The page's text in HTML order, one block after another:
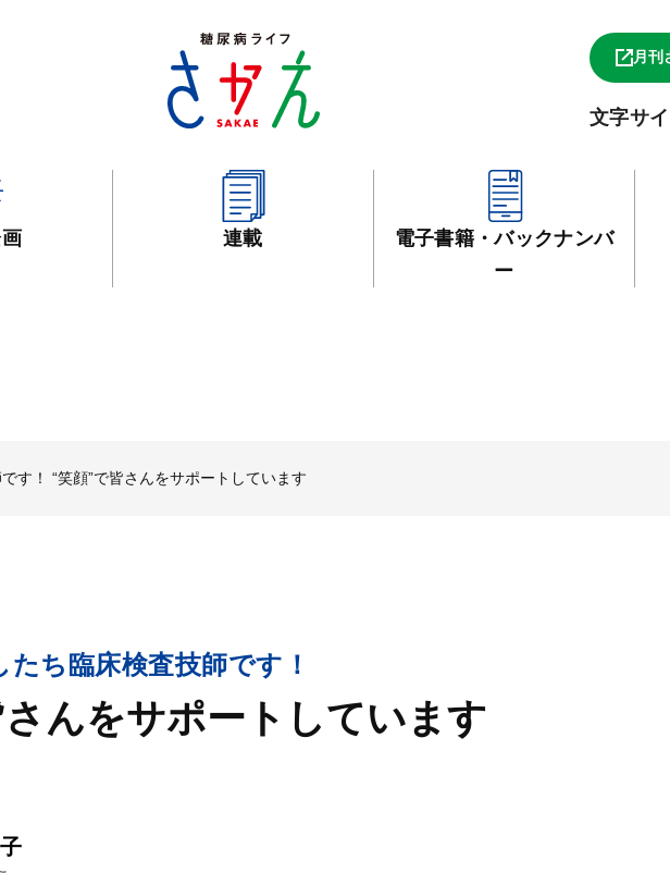
月刊
文字サ
連載 電子書籍・バックナンバ
ー
す！ “笑顔”で皆さんをサポートしています
たち臨床検査技師です！
んをサポートしています